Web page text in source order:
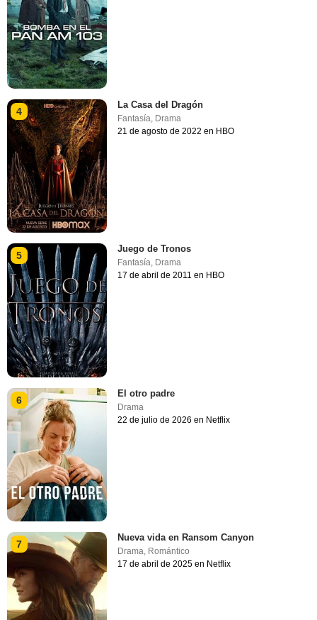
4
La Casa del Dragón
Fantasía, Drama
21 de agosto de 2022 en HBO
5
Juego de Tronos
Fantasía, Drama
17 de abril de 2011 en HBO
6
El otro padre
Drama
22 de julio de 2026 en Netflix
7
Nueva vida en Ransom Canyon
Drama, Romántico
17 de abril de 2025 en Netflix